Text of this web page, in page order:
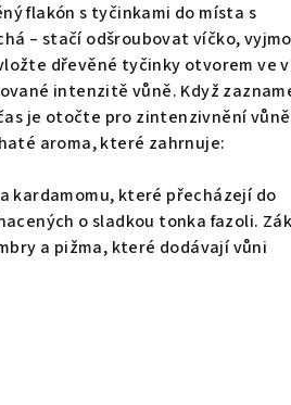
flakón s tyčinkami do místa s
– stačí odšroubovat víčko,
dřevěné tyčinky otvorem ve
intenzitě vůně. Když
je otočte pro zintenzivnění
aroma, které zahrnuje:
kardamomu, které přecházejí do
o sladkou tonka fazoli.
a pižma, které dodávají vůni